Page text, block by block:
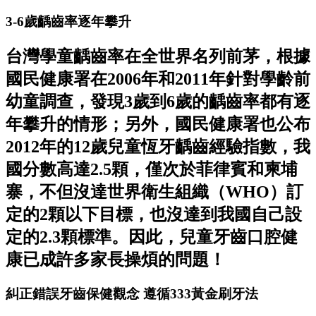
3-6歲齲齒率逐年攀升
台灣學童齲齒率在全世界名列前茅，根據
國民健康署在2006年和2011年針對學齡前
幼童調查，發現3歲到6歲的齲齒率都有逐
年攀升的情形；另外，國民健康署也公布
2012年的12歲兒童恆牙齲齒經驗指數，我
國分數高達2.5顆，僅次於菲律賓和柬埔
寨，不但沒達世界衛生組織（WHO）訂
定的2顆以下目標，也沒達到我國自己設
定的2.3顆標準。因此，兒童牙齒口腔健
康已成許多家長操煩的問題！
糾正錯誤牙齒保健觀念 遵循333黃金刷牙法